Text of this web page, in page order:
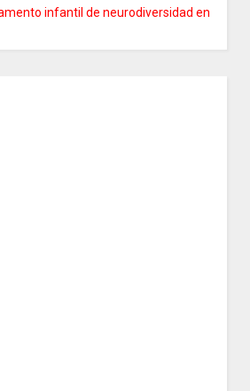
infantil de neurodiversidad en